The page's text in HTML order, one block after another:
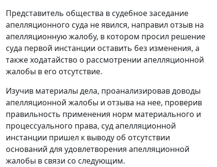
Представитель общества в судебное заседание
апелляционного суда не явился, направил отзыв на
апелляционную жалобу, в котором просил решение
суда первой инстанции оставить без изменения, а
также ходатайство о рассмотрении апелляционной
жалобы в его отсутствие.
Изучив материалы дела, проанализировав доводы
апелляционной жалобы и отзыва на нее, проверив
правильность применения норм материального и
процессуального права, суд апелляционной
инстанции пришел к выводу об отсутствии
оснований для удовлетворения апелляционной
жалобы в связи со следующим.